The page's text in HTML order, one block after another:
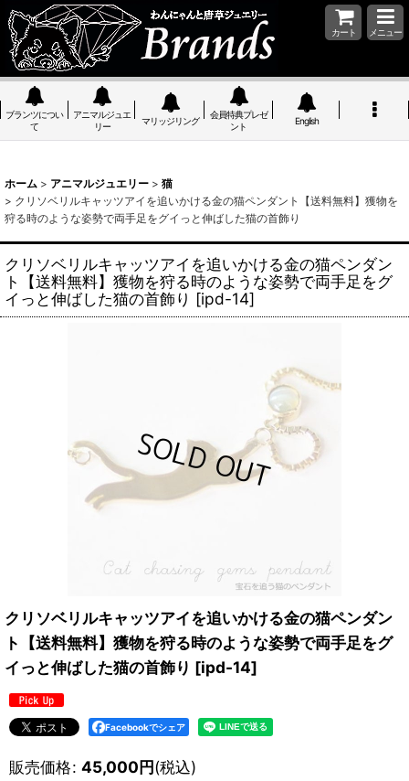
カート メニュー
ブランツについ
て
アニマルジュエ
リー
マリッジリング
会員特典プレゼ
ント
English
ホーム > アニマルジュエリー > 猫
> クリソベリルキャッツアイを追いかける金の猫ペンダント【送料無料】獲物を
狩る時のような姿勢で両手足をグイっと伸ばした猫の首飾り
クリソベリルキャッツアイを追いかける金の猫ペンダン
ト【送料無料】獲物を狩る時のような姿勢で両手足をグ
イっと伸ばした猫の首飾り [ipd-14]
クリソベリルキャッツアイを追いかける金の猫ペンダン
ト【送料無料】獲物を狩る時のような姿勢で両手足をグ
イっと伸ばした猫の首飾り [ipd-14]
Facebookでシェア
販売価格: 45,000円(税込)